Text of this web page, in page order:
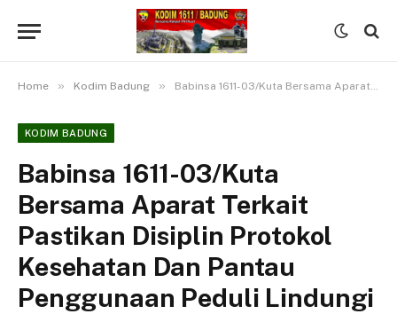
Home » Kodim Badung » Babinsa 1611-03/Kuta Bersama Aparat Terkait Pastikan Disiplin Protokol Kesehatan Dan Pantau Penggunaan Peduli Lindungi
KODIM BADUNG
Babinsa 1611-03/Kuta
Bersama Aparat Terkait
Pastikan Disiplin Protokol
Kesehatan Dan Pantau
Penggunaan Peduli Lindungi